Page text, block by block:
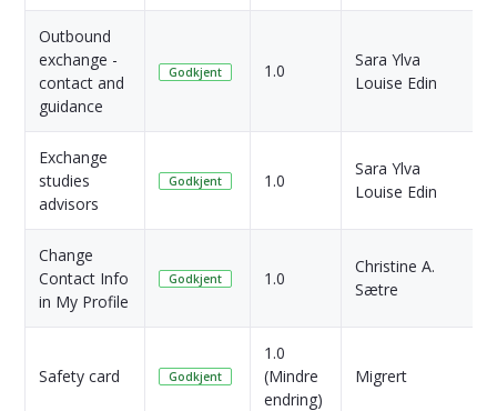
Outbound
exchange -
contact and
guidance
Godkjent 1.0
Sara Ylva
Louise Edin
Exchange
studies
advisors
Godkjent 1.0
Sara Ylva
Louise Edin
Change
Contact Info
in My Profile
Godkjent 1.0
Christine A.
Sætre
Safety card Godkjent
1.0
(Mindre
endring)
Migrert